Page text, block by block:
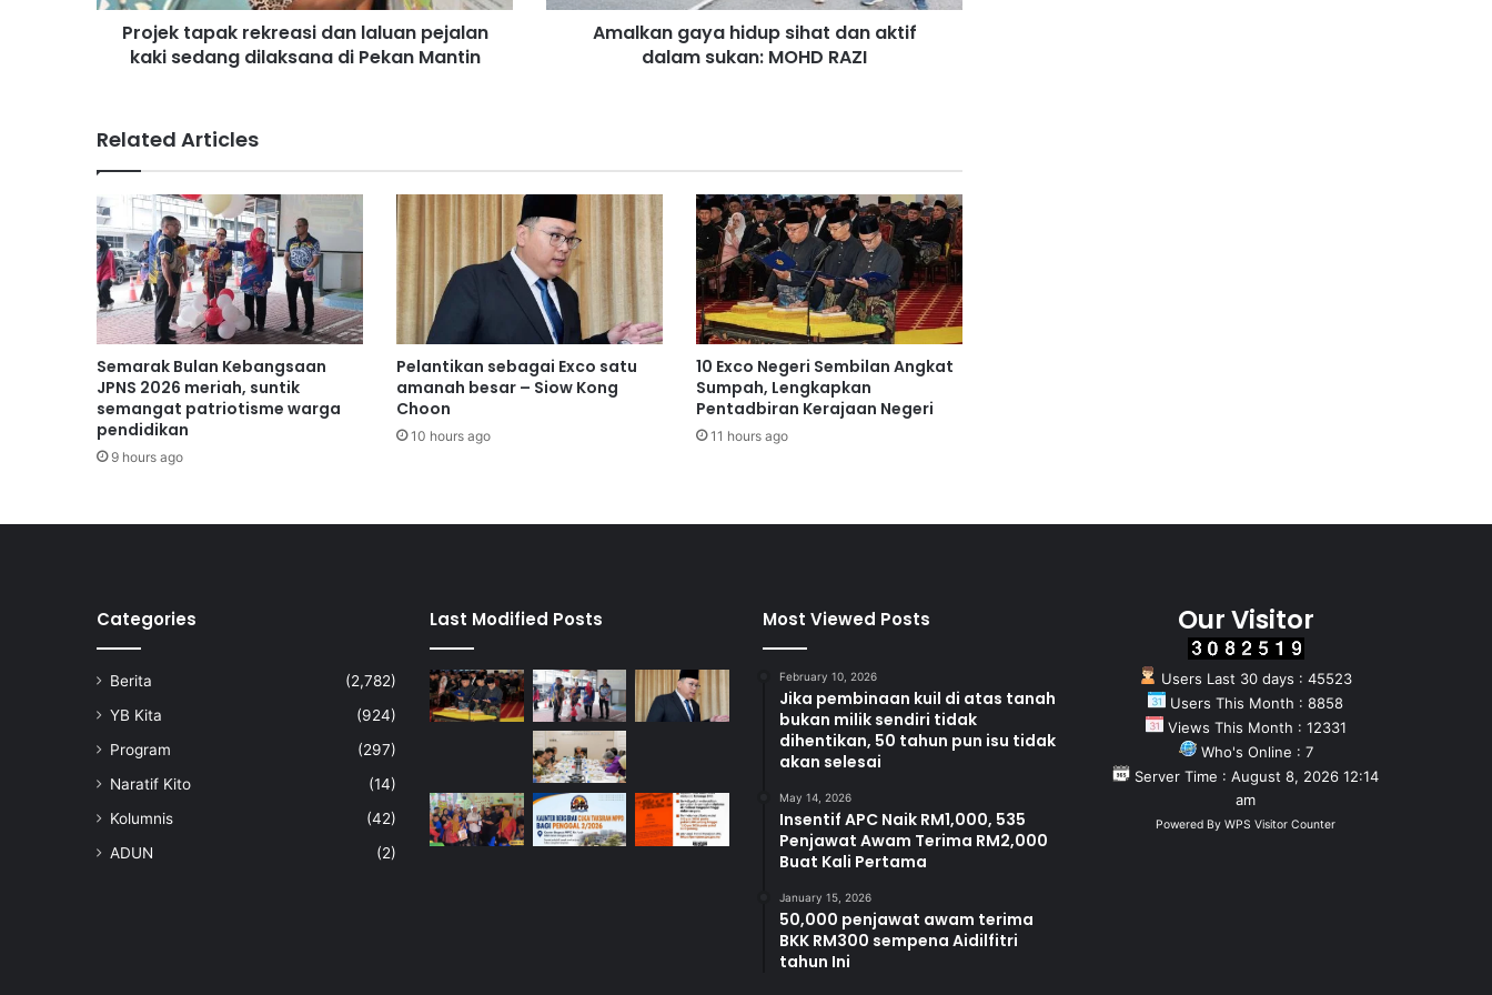
p
r
e
a
s
i
d
a
n
l
a
u
a
n
j
n
k
i
e
d
n
g
Projek tapak rekreasi dan laluan pejalan
kaki sedang dilaksana di Pekan Mantin
a
p
s
i
h
a
t
d
a
n
a
a
s
a
n
:
M
O
H
D
R
Amalkan gaya hidup sihat dan aktif
dalam sukan: MOHD RAZI
Related Articles
Semarak Bulan Kebangsaan
JPNS 2026 meriah, suntik
semangat patriotisme warga
pendidikan
9 hours ago
Pelantikan sebagai Exco satu
amanah besar – Siow Kong
Choon
10 hours ago
10 Exco Negeri Sembilan Angkat
Sumpah, Lengkapkan
Pentadbiran Kerajaan Negeri
11 hours ago
Categories
Berita
(2,782)
YB Kita
(924)
Program
(297)
Naratif Kito
(14)
Kolumnis
(42)
ADUN
(2)
Last Modified Posts Most Viewed Posts
February 10, 2026
Jika pembinaan kuil di atas tanah
bukan milik sendiri tidak
dihentikan, 50 tahun pun isu tidak
akan selesai
May 14, 2026
Insentif APC Naik RM1,000, 535
Penjawat Awam Terima RM2,000
Buat Kali Pertama
January 15, 2026
50,000 penjawat awam terima
BKK RM300 sempena Aidilfitri
tahun Ini
Our Visitor
Users Last 30 days : 45523
Users This Month : 8858
Views This Month : 12331
Who's Online : 7
Server Time : August 8, 2026 12:14
am
Powered By WPS Visitor Counter